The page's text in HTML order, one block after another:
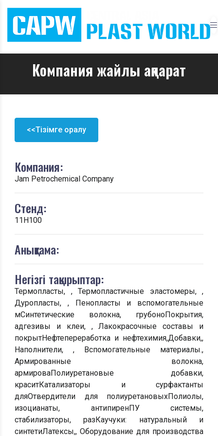
Компания жайлы ақпарат
<<Тізімге оралу
Компания:
Jam Petrochemical Company
Стенд:
11H100
Анықтама:
Негізгі тақырыптар:
Термопласты, , Термопластичные эластомеры, ,
Дуропласты, , Пенопласты и вспомогательные
мСинтетические волокна, грубоноПокрытия,
адгезивы и клеи, , Лакокрасочные составы и
покрытНефтепереработка и нефтехимия,Добавки,,
Наполнители, , Вспомогательные материалы.,
Армированные волокна,
армироваПолиуретановые добавки,
краситКатализаторы и сурфактанты
дляОтвердители для полиуретановыхПолиолы,
изоцианаты, антипиренПУ системы,
стабилизаторы, разКаучуки: натуральный и
синтетиЛатексы,, Оборудование для производства